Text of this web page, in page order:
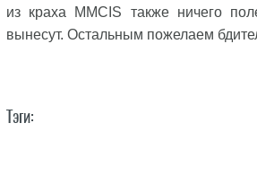
из краха MMCIS также ничего
вынесут. Остальным пожелаем
Тэги: